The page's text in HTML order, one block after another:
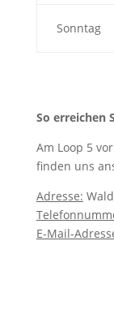
Sonntag
So erreichen
Am Loop 5
finden uns
Adresse:
E-Mail-